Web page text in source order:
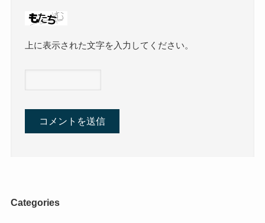
上に表示された文字を入力してください。
Categories